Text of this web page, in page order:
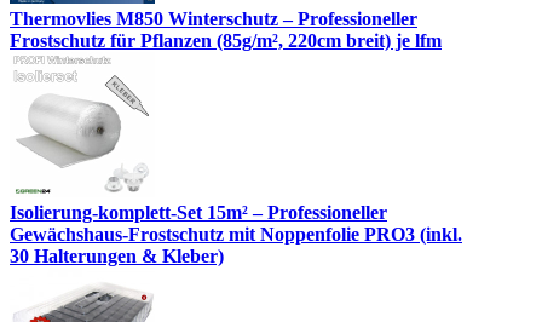
Thermovlies M850 Winterschutz – Professioneller
Frostschutz für Pflanzen (85g/m², 220cm breit) je lfm
Isolierung-komplett-Set 15m² – Professioneller
Gewächshaus-Frostschutz mit Noppenfolie PRO3 (inkl.
30 Halterungen & Kleber)